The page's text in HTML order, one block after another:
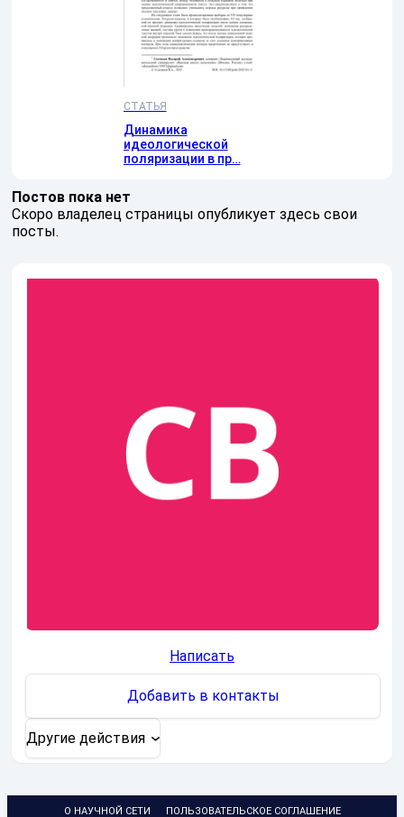
СТАТЬЯ
Динамика
идеологической
поляризации в пр…
Постов пока нет
Скоро владелец страницы опубликует здесь свои
посты.
Написать
Добавить в контакты
Другие действия
О НАУЧНОЙ СЕТИ ПОЛЬЗОВАТЕЛЬСКОЕ СОГЛАШЕНИЕ